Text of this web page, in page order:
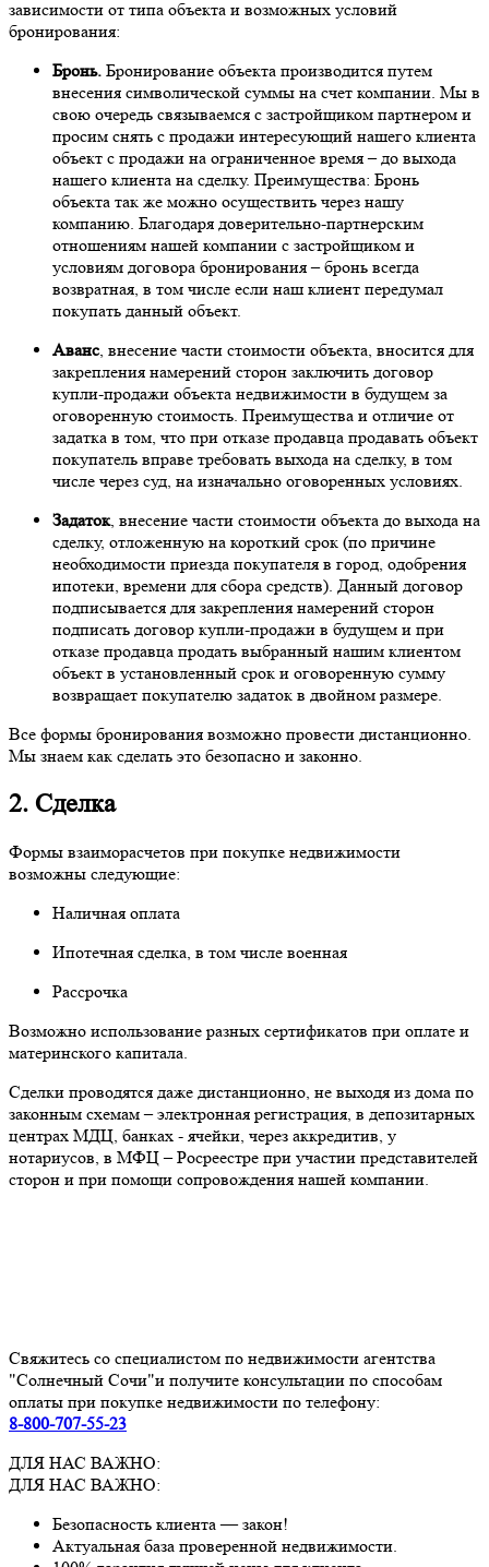
зависимости от типа объекта и возможных условий
бронирования:
Бронь. Бронирование объекта производится путем
внесения символической суммы на счет компании. Мы в
свою очередь связываемся с застройщиком партнером и
просим снять с продажи интересующий нашего клиента
объект с продажи на ограниченное время – до выхода
нашего клиента на сделку. Преимущества: Бронь
объекта так же можно осуществить через нашу
компанию. Благодаря доверительно-партнерским
отношениям нашей компании с застройщиком и
условиям договора бронирования – бронь всегда
возвратная, в том числе если наш клиент передумал
покупать данный объект.
Аванс, внесение части стоимости объекта, вносится для
закрепления намерений сторон заключить договор
купли-продажи объекта недвижимости в будущем за
оговоренную стоимость. Преимущества и отличие от
задатка в том, что при отказе продавца продавать объект
покупатель вправе требовать выхода на сделку, в том
числе через суд, на изначально оговоренных условиях.
Задаток, внесение части стоимости объекта до выхода на
сделку, отложенную на короткий срок (по причине
необходимости приезда покупателя в город, одобрения
ипотеки, времени для сбора средств). Данный договор
подписывается для закрепления намерений сторон
подписать договор купли-продажи в будущем и при
отказе продавца продать выбранный нашим клиентом
объект в установленный срок и оговоренную сумму
возвращает покупателю задаток в двойном размере.
Все формы бронирования возможно провести дистанционно.
Мы знаем как сделать это безопасно и законно.
2. Сделка
Формы взаиморасчетов при покупке недвижимости
возможны следующие:
Наличная оплата
Ипотечная сделка, в том числе военная
Рассрочка
Возможно использование разных сертификатов при оплате и
материнского капитала.
Сделки проводятся даже дистанционно, не выходя из дома по
законным схемам – электронная регистрация, в депозитарных
центрах МДЦ, банках - ячейки, через аккредитив, у
нотариусов, в МФЦ – Росреестре при участии представителей
сторон и при помощи сопровождения нашей компании.
Свяжитесь со специалистом по недвижимости агентства
"Солнечный Сочи"и получите консультации по способам
оплаты при покупке недвижимости по телефону:
8-800-707-55-23
ДЛЯ НАС ВАЖНО:
ДЛЯ НАС ВАЖНО:
Безопасность клиента — закон!
Актуальная база проверенной недвижимости.